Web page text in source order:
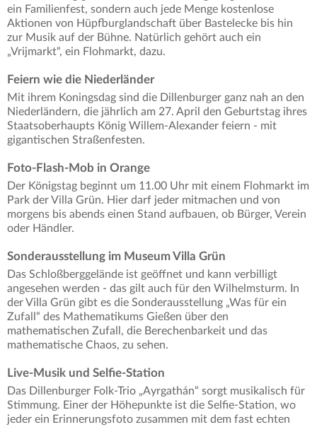
ein Familienfest, sondern auch jede Menge kostenlose
Aktionen von Hüpfburglandschaft über Bastelecke bis hin
zur Musik auf der Bühne. Natürlich gehört auch ein
„Vrijmarkt“, ein Flohmarkt, dazu.
Feiern wie die Niederländer
Mit ihrem Koningsdag sind die Dillenburger ganz nah an den
Niederländern, die jährlich am 27. April den Geburtstag ihres
Staatsoberhaupts König Willem-Alexander feiern - mit
gigantischen Straßenfesten.
Foto-Flash-Mob in Orange
Der Königstag beginnt um 11.00 Uhr mit einem Flohmarkt im
Park der Villa Grün. Hier darf jeder mitmachen und von
morgens bis abends einen Stand aufbauen, ob Bürger, Verein
oder Händler.
Sonderausstellung im Museum Villa Grün
Das Schloßberggelände ist geöffnet und kann verbilligt
angesehen werden - das gilt auch für den Wilhelmsturm. In
der Villa Grün gibt es die Sonderausstellung „Was für ein
Zufall“ des Mathematikums Gießen über den
mathematischen Zufall, die Berechenbarkeit und das
mathematische Chaos, zu sehen.
Live-Musik und Selfie-Station
Das Dillenburger Folk-Trio „Ayrgathán“ sorgt musikalisch für
Stimmung. Einer der Höhepunkte ist die Selfie-Station, wo
jeder ein Erinnerungsfoto zusammen mit dem fast echten